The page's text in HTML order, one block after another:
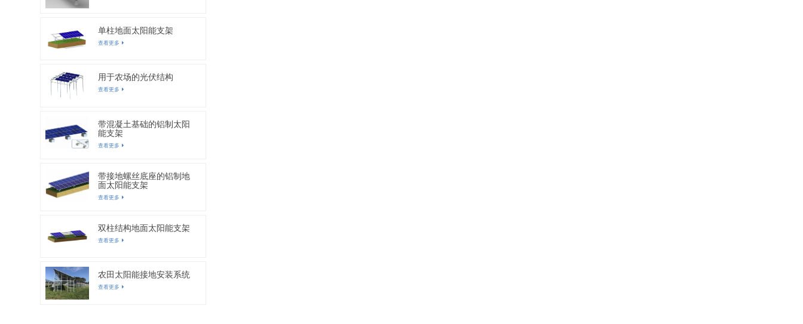
单柱地面太阳能支架
查看更多
用于农场的光伏结构
查看更多
带混凝土基础的铝制太阳
能支架
查看更多
带接地螺丝底座的铝制地
面太阳能支架
查看更多
双柱结构地面太阳能支架
查看更多
农田太阳能接地安装系统
查看更多